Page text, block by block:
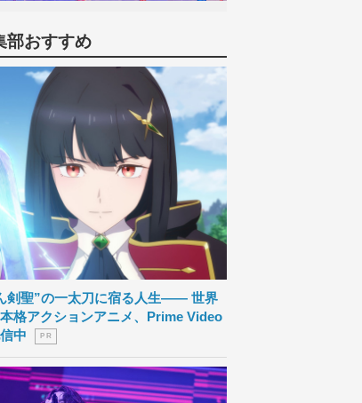
部おすすめ
剣聖”の一太刀に宿る人生―― 世界
格アクションアニメ、Prime Video
中
P R